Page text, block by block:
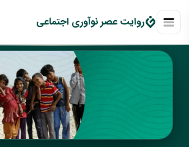
روايت عصر نوآوری اجتماعی